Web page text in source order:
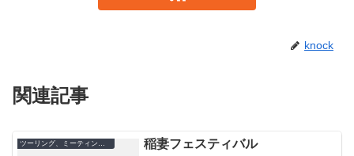
knock
関連記事
ツーリング、ミーティング、イベン 稲妻フェスティバル